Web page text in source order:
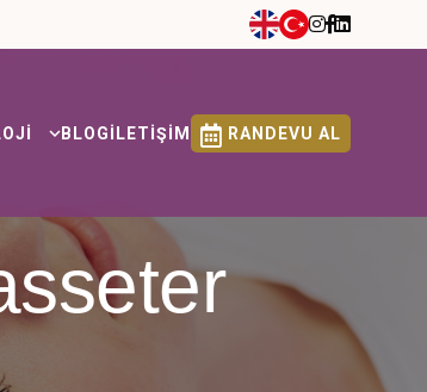
BLOGİLETİŞİM RANDEVU AL